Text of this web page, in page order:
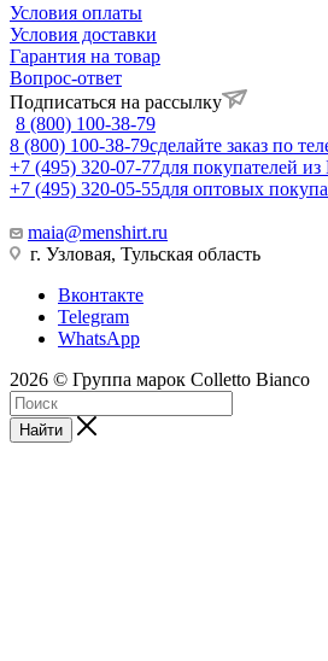
Условия оплаты
Условия доставки
Гарантия на товар
Вопрос-ответ
Подписаться на рассылку
8 (800) 100-38-79
8 (800) 100-38-79сделайте заказ по
+7 (495) 320-07-77для покупателей
+7 (495) 320-05-55для оптовых
maia@menshirt.ru
г. Узловая, Тульская область
Вконтакте
Telegram
WhatsApp
2026 © Группа марок Colletto Bianco
Найти